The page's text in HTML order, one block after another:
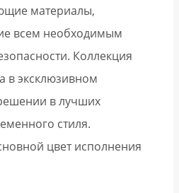
материалы,
всем необходимым
Коллекция
в эксклюзивном
в лучших
стиля.
цвет исполнения